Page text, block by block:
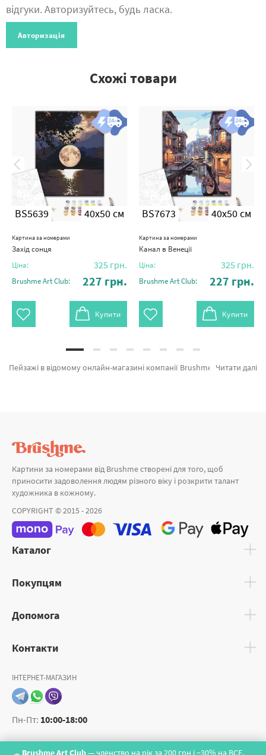
відгуки. Авторизуйтесь, будь ласка.
Авторизація
Схожі товари
BS5639 40x50 см
Картина за номерами
Захід сонця
Ціна: 325 грн.
Brushme Art Club: 227 грн.
Купити
BS7673 40x50 см
Картина за номерами
Канал в Венеції
Ціна: 325 грн.
Brushme Art Club: 227 грн.
Купити
Brushme Art Club— членство на рік за 200 грн і −30% на ВСЕ.
Читати далі
Пейзажі в відомому онлайн-магазині компанії Brushme.com.ua. В даному місці можливо швидко купити Картина за номерами Місячна прогулянка BS51420 від лідируючого виробника Brushme який славиться авторським підходом. Весь асортимент категорії «Картини за номерами» надихне знайти у собі справжнього художника. Захід біля водопаду, Містечко під Альпами и Улюблений прованс а также великий вибір позицій за привабливою ціною. При замовленні Знаменитості разом з картина за номерами мозаїка блискавично доставимо в Бровари або іншу область. Слон та картини за номерами міські, купуйте прямо зараз!
Картини за номерами від Brushme створені для того, щоб
приносити задоволення людям різного віку і розкрити талант
художника в кожному.
COPYRIGHT © 2015 - 2026
Каталог
Покупцям
Допомога
Контакти
ІНТЕРНЕТ-МАГАЗИН
Пн-Пт: 10:00-18:00